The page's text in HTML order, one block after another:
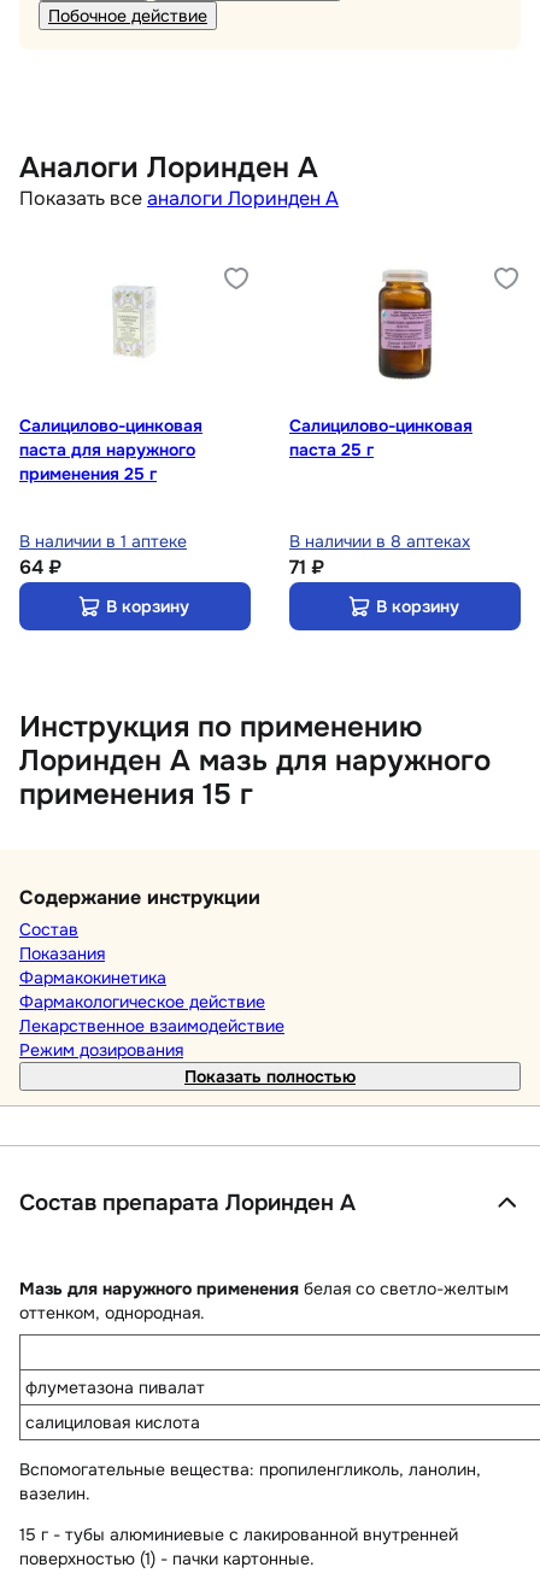
Побочное действие
Аналоги Лоринден А
Показать всеаналоги Лоринден А
Салицилово-цинковая
паста для наружного
применения 25 г
В наличии в 1 аптеке
64 ₽
В корзину
Салицилово-цинковая
паста 25 г
В наличии в 8 аптеках
71 ₽
В корзину
Инструкция по применению
Лоринден А мазь для наружного
применения 15 г
Содержание инструкции
Состав
Показания
Фармакокинетика
Фармакологическое действие
Лекарственное взаимодействие
Режим дозирования
Показать полностью
Состав препарата Лоринден А
Мазь для наружного применения белая со светло-желтым
оттенком, однородная.
флуметазона пивалат
салициловая кислота
Вспомогательные вещества: пропиленгликоль, ланолин,
вазелин.
15 г - тубы алюминиевые с лакированной внутренней
поверхностью (1) - пачки картонные.